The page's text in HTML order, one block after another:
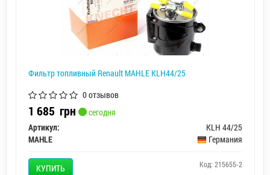
Фильтр топливный Renault MAHLE KLH44/25
0 отзывов
1 685 грн
сегодня
Артикул:
KLH 44/25
MAHLE
Германия
КУПИТЬ Код: 215655-2